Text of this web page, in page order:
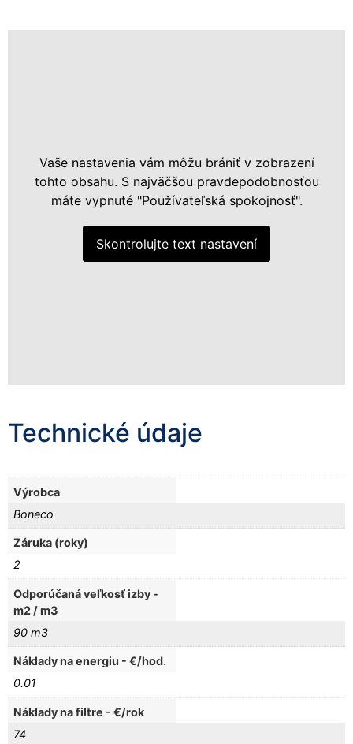
Vaše nastavenia vám môžu brániť v zobrazení
tohto obsahu. S najväčšou pravdepodobnosťou
máte vypnuté "Používateľská spokojnosť".
Skontrolujte text nastavení
Technické údaje
Výrobca
Boneco
Záruka (roky)
2
Odporúčaná veľkosť izby -
m2 / m3
90 m3
Náklady na energiu - €/hod.
0.01
Náklady na filtre - €/rok
74